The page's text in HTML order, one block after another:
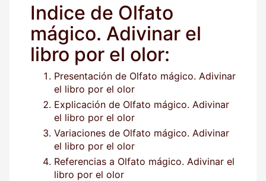
Indice de Olfato
mágico. Adivinar el
libro por el olor:
Presentación de Olfato mágico. Adivinar
el libro por el olor
Explicación de Olfato mágico. Adivinar
el libro por el olor
Variaciones de Olfato mágico. Adivinar
el libro por el olor
Referencias a Olfato mágico. Adivinar el
libro por el olor